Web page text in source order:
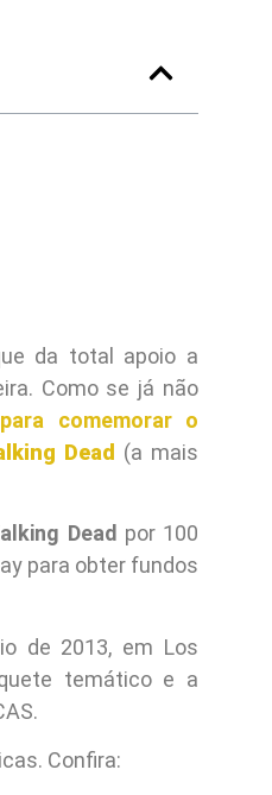
da total apoio a
Como se já não
comemorar o
Dead (a mais
Dead por 100
para obter fundos
de 2013, em Los
temático e a
Confira: